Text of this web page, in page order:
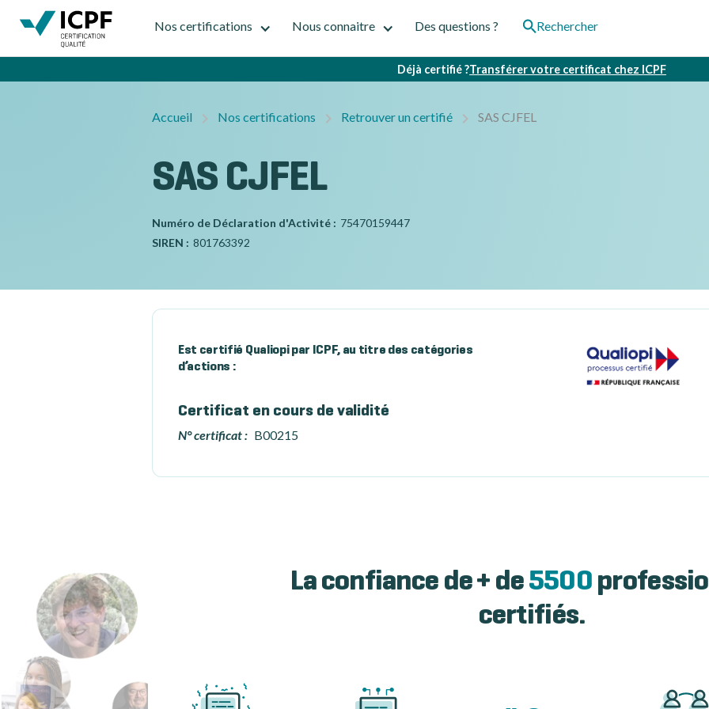
Nos certifications Nous connaitre Des questions ? Rechercher
Déjà certifié ?Transférer votre certificat chez ICPF
Accueil Nos certifications Retrouver un certifié SAS CJFEL
SAS CJFEL
Numéro de Déclaration d'Activité : 75470159447
SIREN : 801763392
Est certifié Qualiopi par ICPF, au titre des catégories
d’actions :
Certificat en cours de validité
N° certificat : B00215
La confiance de + de 5500
certifiés.